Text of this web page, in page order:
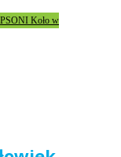
PSONI Koło w